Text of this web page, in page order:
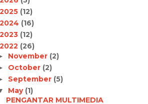
2025 (12)
2024 (16)
2023 (12)
2022 (26)
November (2)
October (2)
September (5)
May (1)
PENGANTAR MULTIMEDIA